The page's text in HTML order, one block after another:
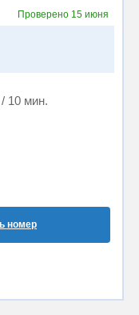
Проверено 15 июня
/ 10 мин.
номер